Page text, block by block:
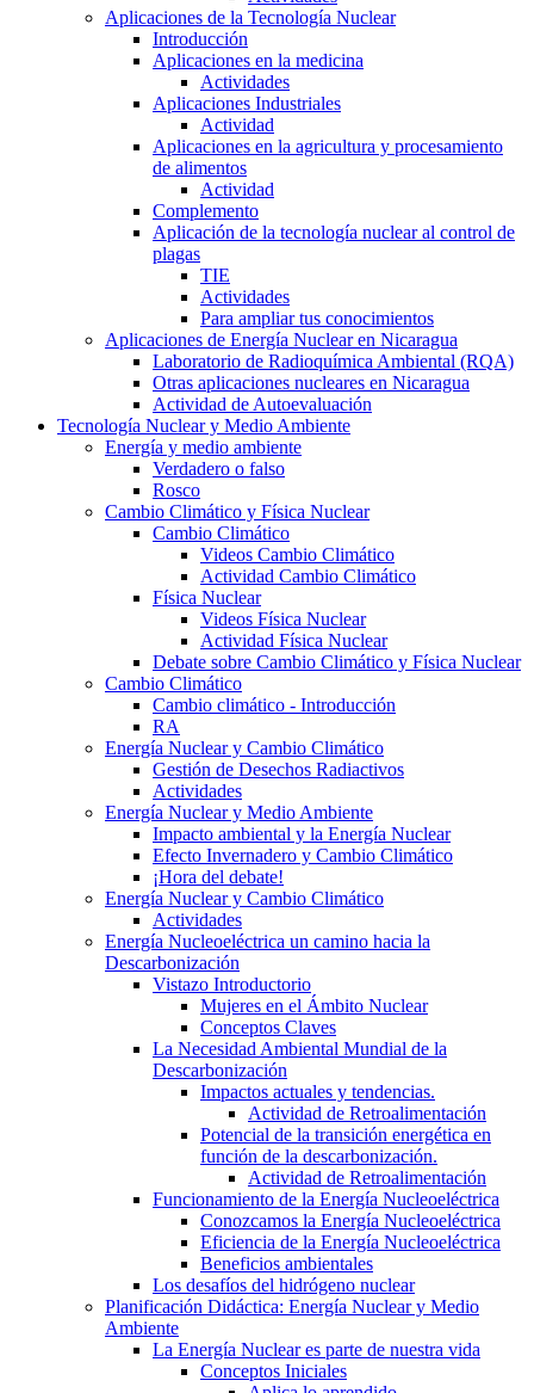
Aplicaciones de la Tecnología Nuclear
Introducción
Aplicaciones en la medicina
Actividades
Aplicaciones Industriales
Actividad
Aplicaciones en la agricultura y procesamiento
de alimentos
Actividad
Complemento
Aplicación de la tecnología nuclear al control de
plagas
TIE
Actividades
Para ampliar tus conocimientos
Aplicaciones de Energía Nuclear en Nicaragua
Laboratorio de Radioquímica Ambiental (RQA)
Otras aplicaciones nucleares en Nicaragua
Actividad de Autoevaluación
Tecnología Nuclear y Medio Ambiente
Energía y medio ambiente
Verdadero o falso
Rosco
Cambio Climático y Física Nuclear
Cambio Climático
Videos Cambio Climático
Actividad Cambio Climático
Física Nuclear
Videos Física Nuclear
Actividad Física Nuclear
Debate sobre Cambio Climático y Física Nuclear
Cambio Climático
Cambio climático - Introducción
RA
Energía Nuclear y Cambio Climático
Gestión de Desechos Radiactivos
Actividades
Energía Nuclear y Medio Ambiente
Impacto ambiental y la Energía Nuclear
Efecto Invernadero y Cambio Climático
¡Hora del debate!
Energía Nuclear y Cambio Climático
Actividades
Energía Nucleoeléctrica un camino hacia la
Descarbonización
Vistazo Introductorio
Mujeres en el Ámbito Nuclear
Conceptos Claves
La Necesidad Ambiental Mundial de la
Descarbonización
Impactos actuales y tendencias.
Actividad de Retroalimentación
Potencial de la transición energética en
función de la descarbonización.
Actividad de Retroalimentación
Funcionamiento de la Energía Nucleoeléctrica
Conozcamos la Energía Nucleoeléctrica
Eficiencia de la Energía Nucleoeléctrica
Beneficios ambientales
Los desafíos del hidrógeno nuclear
Planificación Didáctica: Energía Nuclear y Medio
Ambiente
La Energía Nuclear es parte de nuestra vida
Conceptos Iniciales